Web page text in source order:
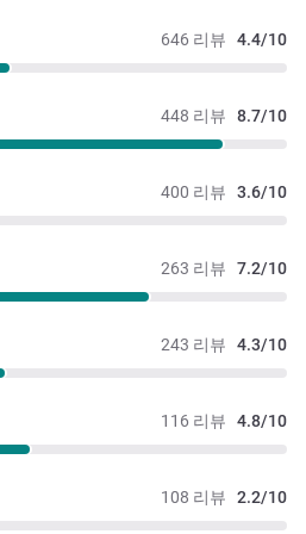
646 리뷰 4.4/10
448 리뷰 8.7/10
400 리뷰 3.6/10
263 리뷰 7.2/10
243 리뷰 4.3/10
116 리뷰 4.8/10
108 리뷰 2.2/10